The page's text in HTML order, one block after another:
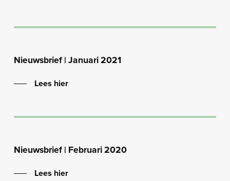
Nieuwsbrief | Januari 2021
Lees hier
Nieuwsbrief | Februari 2020
Lees hier